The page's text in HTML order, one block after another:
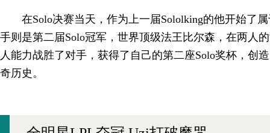
在Solo决赛当天，作为上一届Sololking的他开始了
手则是第二届Solo冠军，世界顶级法王比尔森，在两人
人能力战胜了对手，获得了自己的第二座Solo奖杯，创
奇历史。